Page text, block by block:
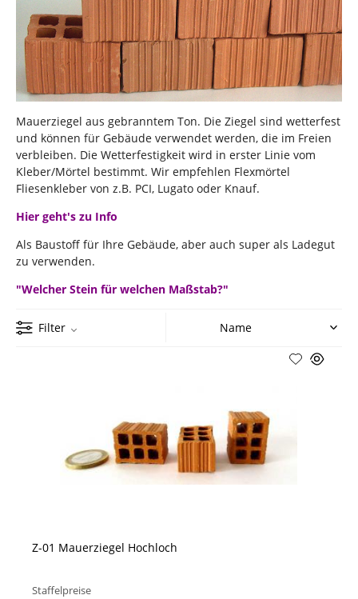
Mauerziegel aus gebranntem Ton. Die Ziegel sind wetterfest
und können für Gebäude verwendet werden, die im Freien
verbleiben. Die Wetterfestigkeit wird in erster Linie vom
Kleber/Mörtel bestimmt. Wir empfehlen Flexmörtel
Fliesenkleber von z.B. PCI, Lugato oder Knauf.
Hier geht's zu Info
Als Baustoff für Ihre Gebäude, aber auch super als Ladegut
zu verwenden.
"Welcher Stein für welchen Maßstab?"
Filter
Z-01 Mauerziegel Hochloch
Staffelpreise